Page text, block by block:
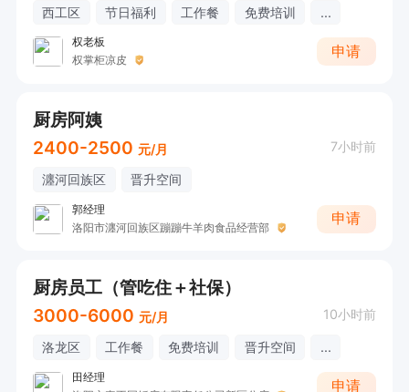
西工区 节日福利 工作餐 免费培训 ...
权老板
权掌柜凉皮
申请
厨房阿姨
2400-2500 元/月 7小时前
瀍河回族区 晋升空间
郭经理
洛阳市瀍河回族区蹦蹦牛羊肉食品经营部
申请
厨房员工（管吃住＋社保）
3000-6000 元/月 10小时前
洛龙区 工作餐 免费培训 晋升空间 ...
田经理
申请